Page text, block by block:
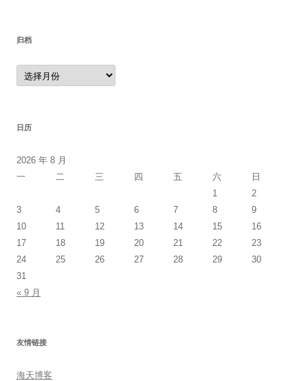
归档
归
档
日历
2026 年 8 月
一
二 三 四 五 六
日
1
2
3
4 5 6 7 8
9
10
11 12 13 14 15
16
17
18 19 20 21 22
23
24
25 26 27 28 29
30
31
« 9 月
友情链接
海天博客